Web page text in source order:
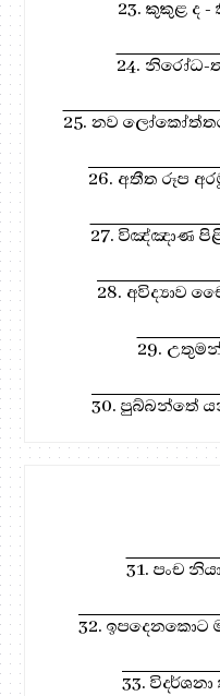
23. කුකුළ ද -
24. නිරෝධ-
25. නව ලෝකෝත්තර
26. අතීත රූප
27. විඤ්ඤාණ
28. අවිද්‍යාව
29.
30. පුබ්බන්තේ
31. පංච
32.
33.